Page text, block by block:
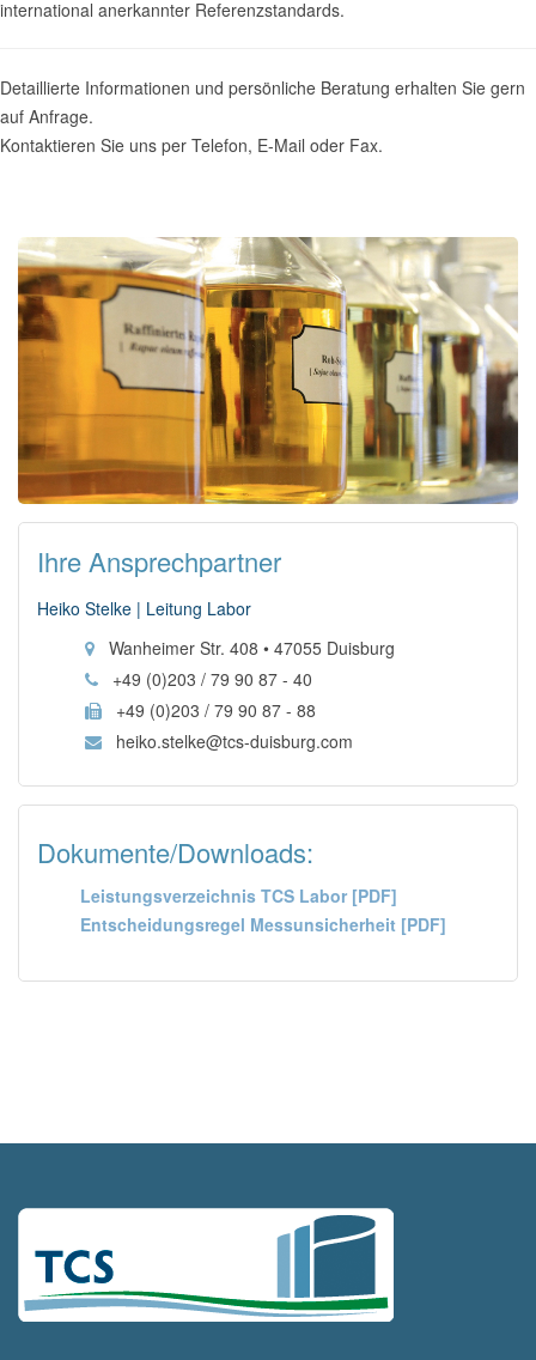
international anerkannter Referenzstandards.
Detaillierte Informationen und persönliche Beratung erhalten Sie gern
auf Anfrage.
Kontaktieren Sie uns per Telefon, E-Mail oder Fax.
Ihre Ansprechpartner
Heiko Stelke | Leitung Labor
Wanheimer Str. 408 • 47055 Duisburg
+49 (0)203 / 79 90 87 - 40
+49 (0)203 / 79 90 87 - 88
heiko.stelke@tcs-duisburg.com
Dokumente/Downloads:
Leistungsverzeichnis TCS Labor [PDF]
Entscheidungsregel Messunsicherheit [PDF]